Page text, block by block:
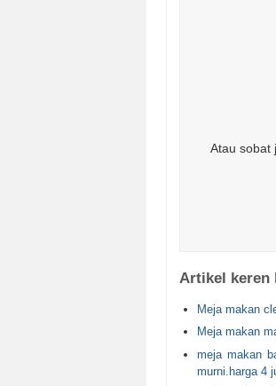
Atau sobat
Artikel keren
Meja makan
Meja makan
meja makan
murni.harga 4